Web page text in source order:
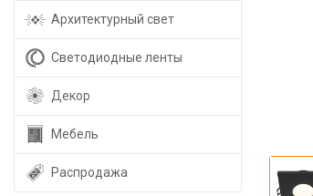
Архитектурный свет
Светодиодные ленты
Декор
Мебель
Распродажа